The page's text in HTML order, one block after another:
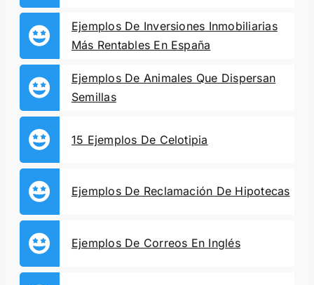
Ejemplos De Inversiones Inmobiliarias
Más Rentables En España
Ejemplos De Animales Que Dispersan
Semillas
15 Ejemplos De Celotipia
Ejemplos De Reclamación De Hipotecas
Ejemplos De Correos En Inglés